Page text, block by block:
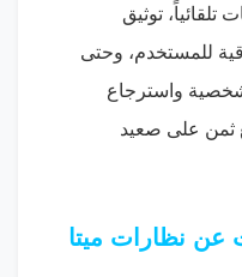
توثيق
للمستخدم، وحتى
واسترجاع
ثمن على صعيد
عن نظارات ميتا